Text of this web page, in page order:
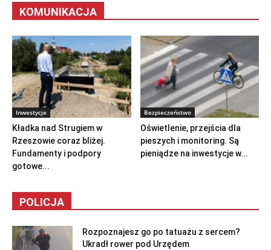
KOMUNIKACJA
Inwestycje
Kładka nad Strugiem w
Rzeszowie coraz bliżej.
Fundamenty i podpory
gotowe...
Bezpieczeństwo
Oświetlenie, przejścia dla
pieszych i monitoring. Są
pieniądze na inwestycje w...
POLICJA
Rozpoznajesz go po tatuażu z sercem?
Ukradł rower pod Urzędem